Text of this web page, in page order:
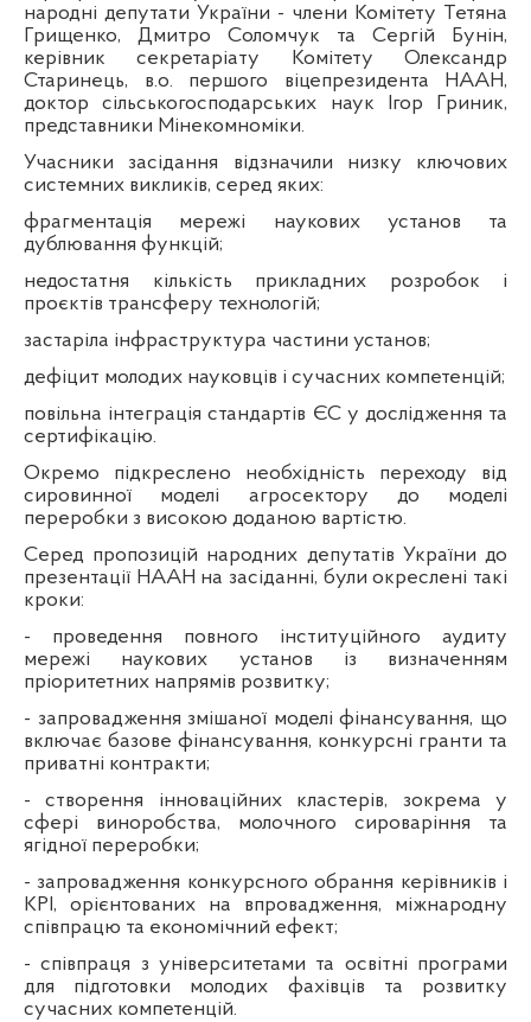
народні депутати України - члени Комітету Тетяна
Грищенко, Дмитро Соломчук та Сергій Бунін,
керівник секретаріату Комітету Олександр
Старинець, в.о. першого віцепрезидента НААН,
доктор сільськогосподарських наук Ігор Гриник,
представники Мінекомноміки.
Учасники засідання відзначили низку ключових
системних викликів, серед яких:
фрагментація мережі наукових установ та
дублювання функцій;
недостатня кількість прикладних розробок і
проєктів трансферу технологій;
застаріла інфраструктура частини установ;
дефіцит молодих науковців і сучасних компетенцій;
повільна інтеграція стандартів ЄС у дослідження та
сертифікацію.
Окремо підкреслено необхідність переходу від
сировинної моделі агросектору до моделі
переробки з високою доданою вартістю.
Серед пропозицій народних депутатів України до
презентації НААН на засіданні, були окреслені такі
кроки:
- проведення повного інституційного аудиту
мережі наукових установ із визначенням
пріоритетних напрямів розвитку;
- запровадження змішаної моделі фінансування, що
включає базове фінансування, конкурсні гранти та
приватні контракти;
- створення інноваційних кластерів, зокрема у
сфері виноробства, молочного сироваріння та
ягідної переробки;
- запровадження конкурсного обрання керівників і
KPI, орієнтованих на впровадження, міжнародну
співпрацю та економічний ефект;
- співпраця з університетами та освітні програми
для підготовки молодих фахівців та розвитку
сучасних компетенцій.